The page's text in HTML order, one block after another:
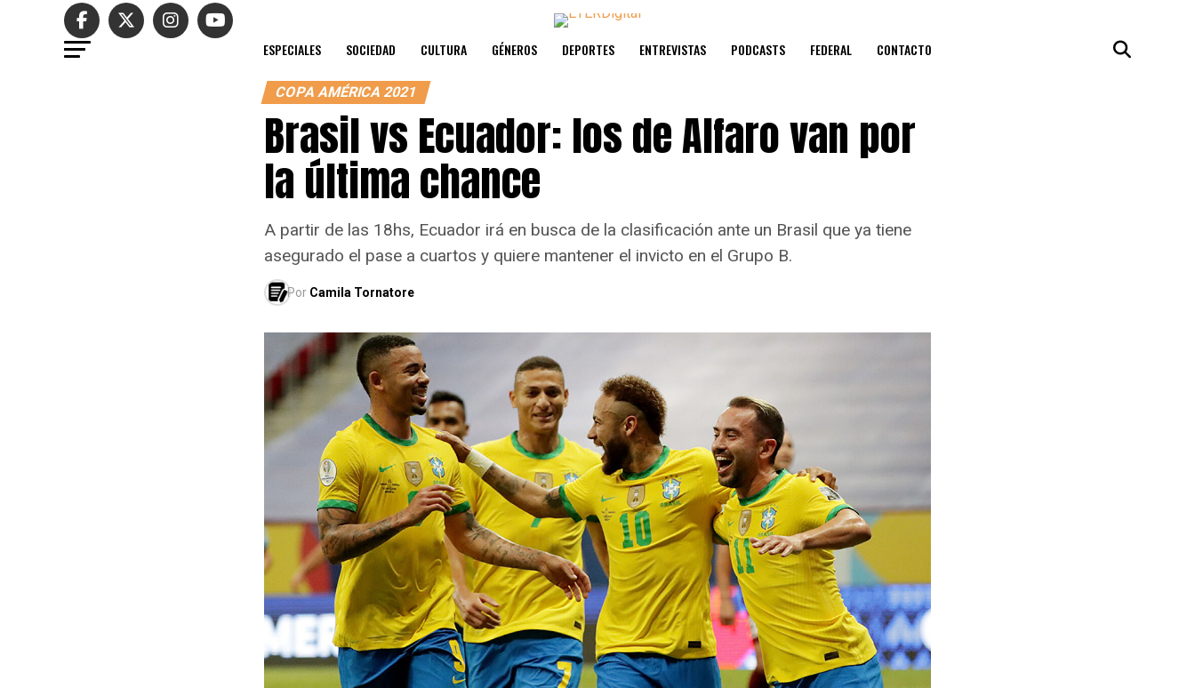
ESPECIALES SOCIEDAD CULTURA GÉNEROS DEPORTES ENTREVISTAS PODCASTS FEDERAL CONTACTO
COPA AMÉRICA 2021
Brasil vs Ecuador: los de Alfaro van por
la última chance
A partir de las 18hs, Ecuador irá en busca de la clasificación ante un Brasil que ya tiene
asegurado el pase a cuartos y quiere mantener el invicto en el Grupo B.
Por Camila Tornatore